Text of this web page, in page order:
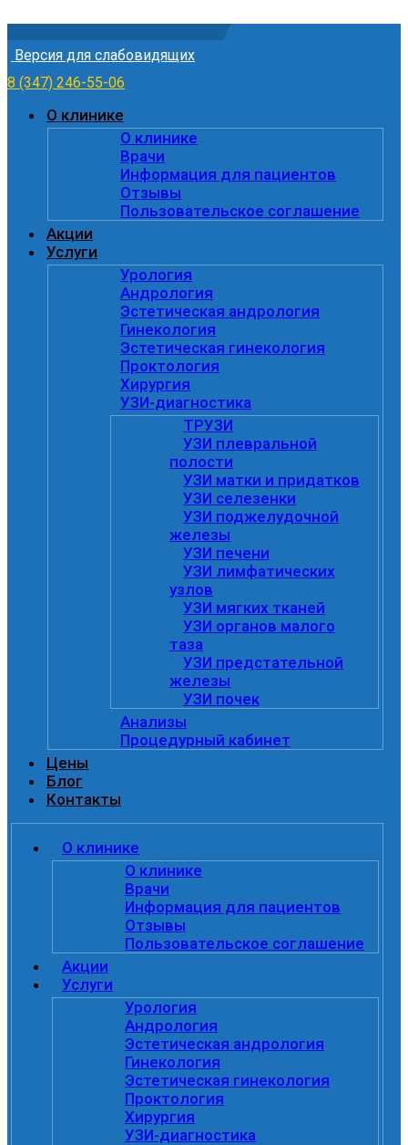
Версия для слабовидящих
8 (347) 246-55-06
О клинике
О клинике
Врачи
Информация для пациентов
Отзывы
Пользовательское соглашение
Акции
Услуги
Урология
Андрология
Эстетическая андрология
Гинекология
Эстетическая гинекология
Проктология
Хирургия
УЗИ-диагностика
ТРУЗИ
УЗИ плевральной
полости
УЗИ матки и придатков
УЗИ селезенки
УЗИ поджелудочной
железы
УЗИ печени
УЗИ лимфатических
узлов
УЗИ мягких тканей
УЗИ органов малого
таза
УЗИ предстательной
железы
УЗИ почек
Анализы
Процедурный кабинет
Цены
Блог
Контакты
О клинике
О клинике
Врачи
Информация для пациентов
Отзывы
Пользовательское соглашение
Акции
Услуги
Урология
Андрология
Эстетическая андрология
Гинекология
Эстетическая гинекология
Проктология
Хирургия
УЗИ-диагностика